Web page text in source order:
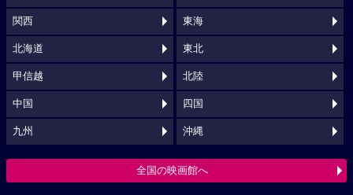
関西 東海
北海道 東北
甲信越 北陸
中国 四国
九州 沖縄
全国の映画館へ